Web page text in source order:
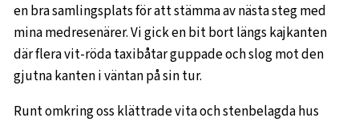
en bra samlingsplats för att stämma av nästa steg med
mina medresenärer. Vi gick en bit bort längs kajkanten
där flera vit-röda taxibåtar guppade och slog mot den
gjutna kanten i väntan på sin tur.
Runt omkring oss klättrade vita och stenbelagda hus